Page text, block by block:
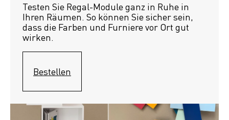
Testen Sie Regal-Module ganz in Ruhe in
Ihren Räumen. So können Sie sicher sein,
dass die Farben und Furniere vor Ort gut
wirken.
Bestellen